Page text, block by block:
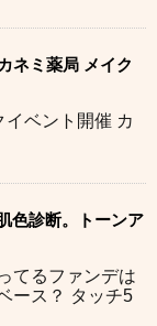
カネミ薬局 メイク
イベント開催 カ
色診断。トーンア
てるファンデは
ース？ タッチ5